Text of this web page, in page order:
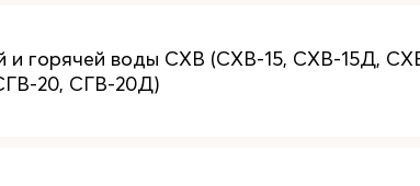
и горячей воды СХВ (СХВ-15, СХВ-15Д,
20, СГВ-20Д)